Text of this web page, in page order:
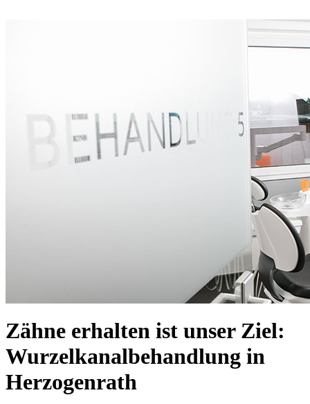
Zähne erhalten ist unser Ziel:
Wurzelkanalbehandlung in
Herzogenrath